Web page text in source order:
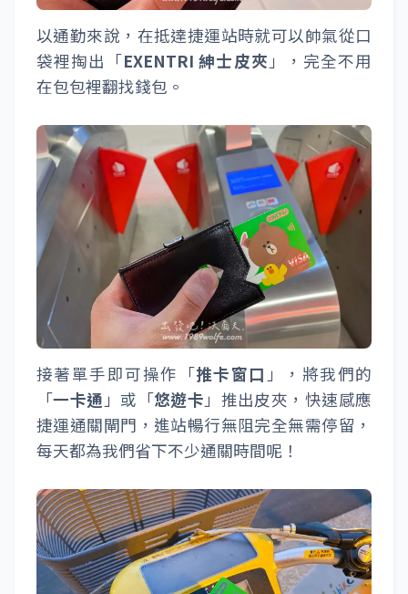
以通勤來說，在抵達捷運站時就可以帥氣從口
袋裡掏出「EXENTRI 紳士皮夾 」，完全不用
在包包裡翻找錢包。
接著單手即可操作「推卡窗口 」，將我們的
「一卡通 」或「悠遊卡 」推出皮夾，快速感應
捷運通關閘門，進站暢行無阻完全無需停留，
每天都為我們省下不少通關時間呢！